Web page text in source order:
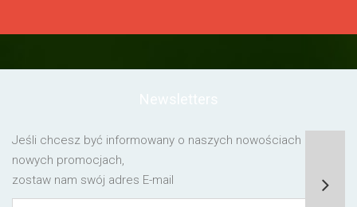
Jeśli chcesz być informowany o naszych nowościach lub o
nowych promocjach,
zostaw nam swój adres E-mail